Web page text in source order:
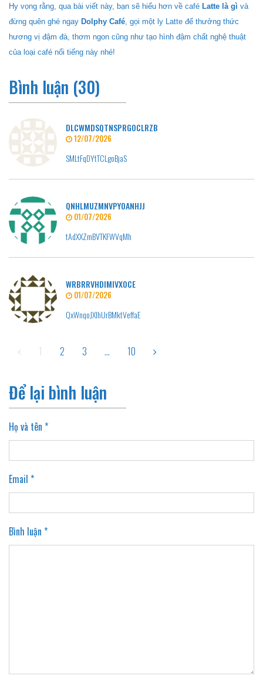
Hy vọng rằng, qua bài viết này, bạn sẽ hiểu hơn về café Latte là gì và
đừng quên ghé ngay Dolphy Café, gọi một ly Latte để thưởng thức
hương vị đậm đà, thơm ngon cũng như tạo hình đậm chất nghệ thuật
của loại café nổi tiếng này nhé!
Bình luận (30)
DLCWMDSQTNSPRGOCLRZB
12/07/2026
SMLtFqDYtTCLgoBjaS
QNHLMUZMNVPYOANHJJ
01/07/2026
tAdXXZmBVTKFWVqMh
WRBRRVHDIMIVXOCE
01/07/2026
QxWnqoJXIhUrBMktVeffaE
1 2 3 ... 10
Để lại bình luận
Họ và tên *
Email *
Bình luận *